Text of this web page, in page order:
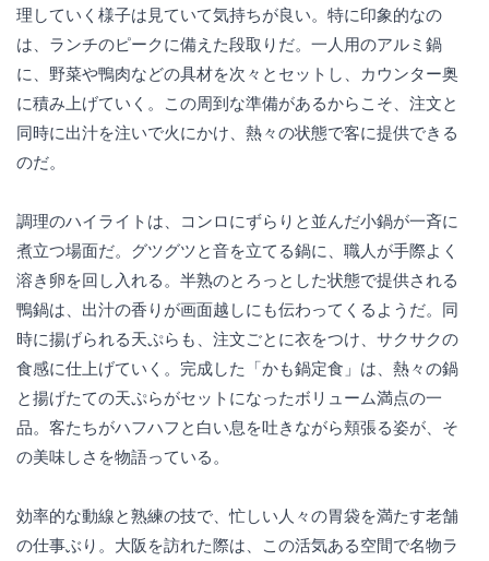
理していく様子は見ていて気持ちが良い。特に印象的なの
は、ランチのピークに備えた段取りだ。一人用のアルミ鍋
に、野菜や鴨肉などの具材を次々とセットし、カウンター奥
に積み上げていく。この周到な準備があるからこそ、注文と
同時に出汁を注いで火にかけ、熱々の状態で客に提供できる
のだ。
調理のハイライトは、コンロにずらりと並んだ小鍋が一斉に
煮立つ場面だ。グツグツと音を立てる鍋に、職人が手際よく
溶き卵を回し入れる。半熟のとろっとした状態で提供される
鴨鍋は、出汁の香りが画面越しにも伝わってくるようだ。同
時に揚げられる天ぷらも、注文ごとに衣をつけ、サクサクの
食感に仕上げていく。完成した「かも鍋定食」は、熱々の鍋
と揚げたての天ぷらがセットになったボリューム満点の一
品。客たちがハフハフと白い息を吐きながら頬張る姿が、そ
の美味しさを物語っている。
効率的な動線と熟練の技で、忙しい人々の胃袋を満たす老舗
の仕事ぶり。大阪を訪れた際は、この活気ある空間で名物ラ